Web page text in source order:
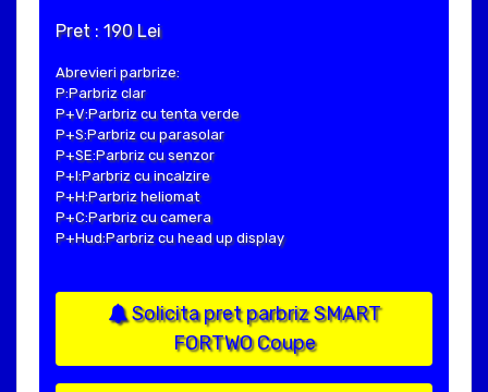
Pret : 190 Lei
Abrevieri parbrize:
P:Parbriz clar
P+V:Parbriz cu tenta verde
P+S:Parbriz cu parasolar
P+SE:Parbriz cu senzor
P+I:Parbriz cu incalzire
P+H:Parbriz heliomat
P+C:Parbriz cu camera
P+Hud:Parbriz cu head up display
Solicita pret parbriz SMART
FORTWO Coupe